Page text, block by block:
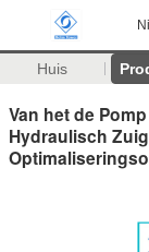
Huis
Van het de
Hydraulisch